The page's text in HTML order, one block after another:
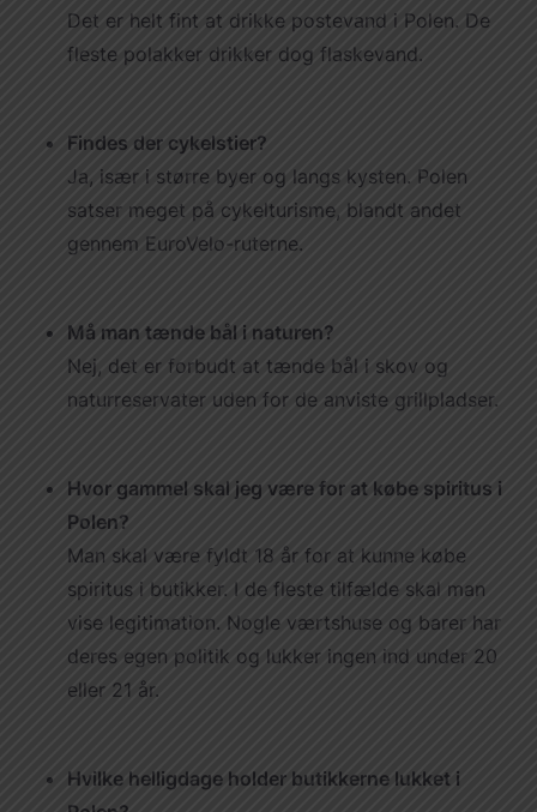
Det er helt fint at drikke postevand i Polen. De
fleste polakker drikker dog flaskevand.
Findes der cykelstier?
Ja, især i større byer og langs kysten. Polen
satser meget på cykelturisme, blandt andet
gennem EuroVelo-ruterne.
Må man tænde bål i naturen?
Nej, det er forbudt at tænde bål i skov og
naturreservater uden for de anviste grillpladser.
Hvor gammel skal jeg være for at købe spiritus i
Polen?
Man skal være fyldt 18 år for at kunne købe
spiritus i butikker. I de fleste tilfælde skal man
vise legitimation. Nogle værtshuse og barer har
deres egen politik og lukker ingen ind under 20
eller 21 år.
Hvilke helligdage holder butikkerne lukket i